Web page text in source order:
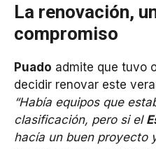
La renovación,
compromiso
Puado admite que tuvo
decidir renovar este
“Había equipos que
clasificación, pero si el
hacía un buen proyecto